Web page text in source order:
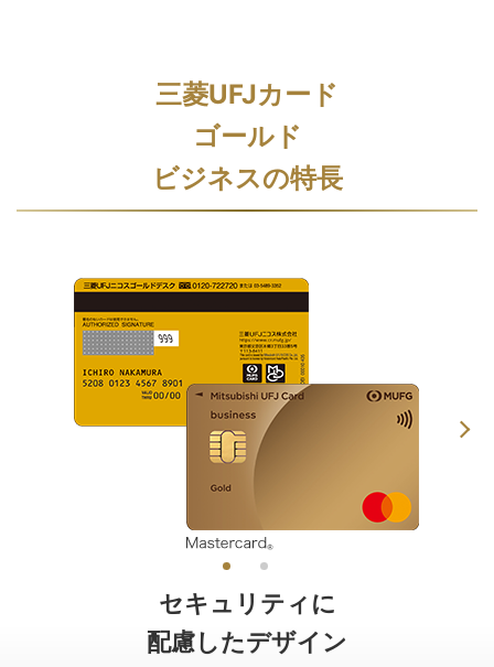
三菱UFJカード
ゴールド
ビジネスの特長
セキュリティに
配慮したデザイン